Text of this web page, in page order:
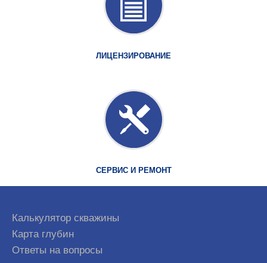
ЛИЦЕНЗИРОВАНИЕ
СЕРВИС И РЕМОНТ
Калькулятор скважины
Карта глубин
Ответы на вопросы